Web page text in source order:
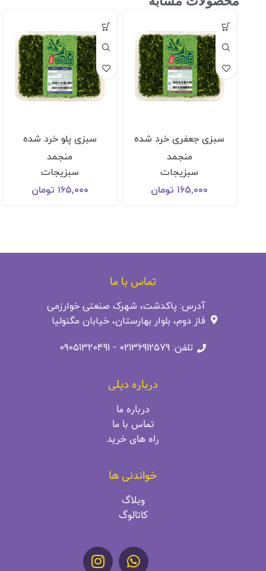
سبزی جعفری خرد شده
منجمد
سبزیجات
۱۶۵,۰۰۰ تومان
سبزی پلو خرد شده
منجمد
سبزیجات
۱۶۵,۰۰۰ تومان
تماس با ما
آدرس: پاکدشت، شهرک صنعتی خوارزمی
فاز دوم، بلوار بهارستان، خیابان مگنولیا
تلفن: 02136912579 - 09051320491
درباره دیلی
درباره ما
تماس با ما
راه‌ های خرید
خواندنی ها
وبلاگ
کاتالوگ